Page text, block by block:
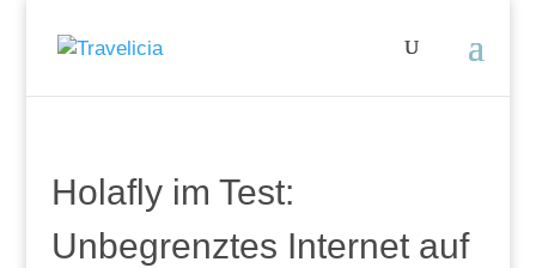
Holafly im Test:
Unbegrenztes Internet auf